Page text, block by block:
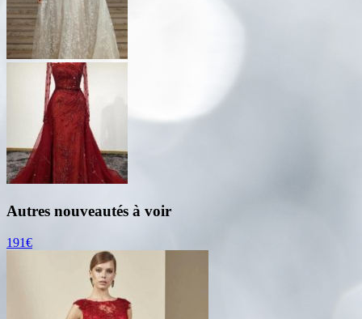
Autres nouveautés à voir
191€